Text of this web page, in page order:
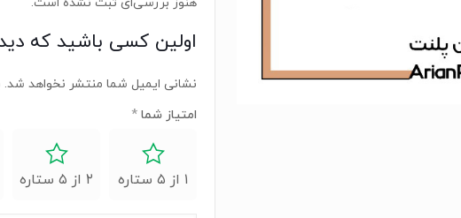
اولین کسی باشید که
نشانی ایمیل شما منتشر نخواهد شد.
امتیاز شما *
۱ از ۵ ستاره ۲ از ۵ ستاره